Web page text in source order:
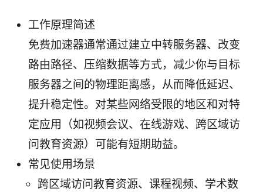
工作原理简述
免费加速器通常通过建立中转服务器、改变
路由路径、压缩数据等方式，减少你与目标
服务器之间的物理距离感，从而降低延迟、
提升稳定性。对某些网络受限的地区和对特
定应用（如视频会议、在线游戏、跨区域访
问教育资源）可能有短期助益。
常见使用场景
跨区域访问教育资源、课程视频、学术数